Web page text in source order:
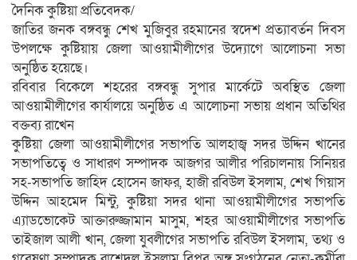
দৈনিক কুষ্টিয়া প্রতিবেদক/
জাতির জনক বঙ্গবন্ধু শেখ মুজিবুর রহমানের স্বদেশ প্রত্যাবর্তন দিবস
উপলক্ষে কুষ্টিয়ায় জেলা আওয়ামীলীগের উদ্যোগে আলোচনা সভা
অনুষ্ঠিত হয়েছে।
রবিবার বিকেলে শহরের বঙ্গবন্ধু সুপার মার্কেটে অবস্থিত জেলা
আওয়ামীলীগের কার্যালয়ে অনুষ্ঠিত এ আলোচনা সভায় প্রধান অতিথির
বক্তব্য রাখেন
কুষ্টিয়া জেলা আওয়ামীলীগের সভাপতি আলহাজ্ব সদর উদ্দিন খানের
সভাপতিত্বে ও সাধারণ সম্পাদক আজগর আলীর পরিচালনায় সিনিয়র
সহ-সভাপতি জাহিদ হোসেন জাফর, হাজী রবিউল ইসলাম, শেখ গিয়াস
উদ্দিন আহমেদ মিন্টু, কুষ্টিয়া সদর থানা আওয়ামীলীগের সভাপতি
এ্যাডভোকেট আক্তারুজ্জামান মাসুম, শহর আওয়ামীলীগের সভাপতি
তাইজাল আলী খান, জেলা যুবলীগের সভাপতি রবিউল ইসলাম, তথ্য ও